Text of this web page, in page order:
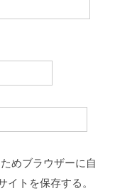
めブラウザーに自
イトを保存する。